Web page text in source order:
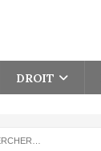
DROIT